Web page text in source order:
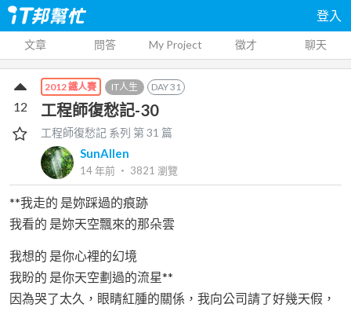
登入
文章 問答 My Project 徵才 聊天
2012 鐵人賽 IT人生 DAY31
工程師復愁記-30
工程師復愁記 系列 第31 篇
SunAllen
14 年前 ‧ 3821 瀏覽
12
**我走的 是妳踩過的痕跡
我看的 是妳天空飄來的那朵雲
我想的 是你心裡的幻境
我盼的 是你天空劃過的流星**
因為哭了太久，眼睛紅腫的關係，我向公司請了好幾天假，